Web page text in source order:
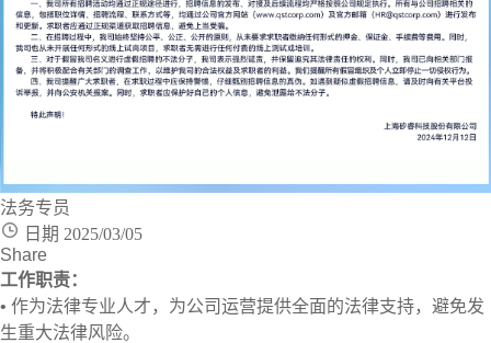
法务专员
日期 2025/03/05
Share
工作职责：
• 作为法律专业人才，为公司运营提供全面的法律支持，避免发
生重大法律风险。